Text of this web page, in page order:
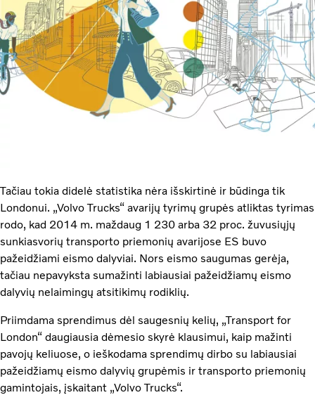
Tačiau tokia didelė statistika nėra išskirtinė ir būdinga tik
Londonui. „Volvo Trucks“ avarijų tyrimų grupės atliktas tyrimas
rodo, kad 2014 m. maždaug 1 230 arba 32 proc. žuvusiųjų
sunkiasvorių transporto priemonių avarijose ES buvo
pažeidžiami eismo dalyviai. Nors eismo saugumas gerėja,
tačiau nepavyksta sumažinti labiausiai pažeidžiamų eismo
dalyvių nelaimingų atsitikimų rodiklių.
Priimdama sprendimus dėl saugesnių kelių, „Transport for
London“ daugiausia dėmesio skyrė klausimui, kaip mažinti
pavojų keliuose, o ieškodama sprendimų dirbo su labiausiai
pažeidžiamų eismo dalyvių grupėmis ir transporto priemonių
gamintojais, įskaitant „Volvo Trucks“.